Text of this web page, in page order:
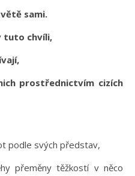
sami.
tuto chvíli,
prostřednictvím cizích
podle svých představ,
přeměny těžkostí v něco